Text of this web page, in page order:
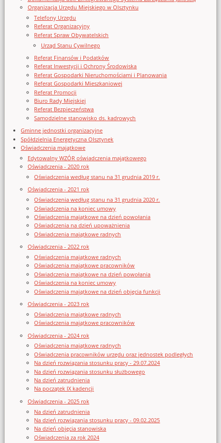
Organizacja Urzędu Miejskiego w Olsztynku
Telefony Urzędu
Referat Organizacyjny
Referat Spraw Obywatelskich
Urząd Stanu Cywilnego
Referat Finansów i Podatków
Referat Inwestycji i Ochrony Środowiska
Referat Gospodarki Nieruchomościami i Planowania
Referat Gospodarki Mieszkaniowej
Referat Promocji
Biuro Rady Miejskiej
Referat Bezpieczeństwa
Samodzielne stanowisko ds. kadrowych
Gminne jednostki organizacyjne
Spółdzielnia Energetyczna Olsztynek
Oświadczenia majątkowe
Edytowalny WZÓR oświadczenia majątkowego
Oświadczenia - 2020 rok
Oświadczenia według stanu na 31 grudnia 2019 r.
Oświadczenia - 2021 rok
Oświadczenia według stanu na 31 grudnia 2020 r.
Oświadczenia na koniec umowy
Oświadczenia majątkowe na dzień powołania
Oświadczenia na dzień upoważnienia
Oświadczenia majątkowe radnych
Oświadczenia - 2022 rok
Oświadczenia majątkowe radnych
Oświadczenia majątkowe pracowników
Oświadczenia majątkowe na dzień powołania
Oświadczenia na koniec umowy
Oświadczenia majątkowe na dzień objęcia funkcji
Oświadczenia - 2023 rok
Oświadczenia majątkowe radnych
Oświadczenia majątkowe pracowników
Oświadczenia - 2024 rok
Oświadczenia majątkowe radnych
Oświadczenia pracowników urzędu oraz jednostek podległych
Na dzień rozwiązania stosunku pracy - 29.07.2024
Na dzień rozwiązania stosunku służbowego
Na dzień zatrudnienia
Na początek IX kadencji
Oświadczenia - 2025 rok
Na dzień zatrudnienia
Na dzień rozwiązania stosunku pracy - 09.02.2025
Na dzień objęcia stanowiska
Oświadczenia za rok 2024